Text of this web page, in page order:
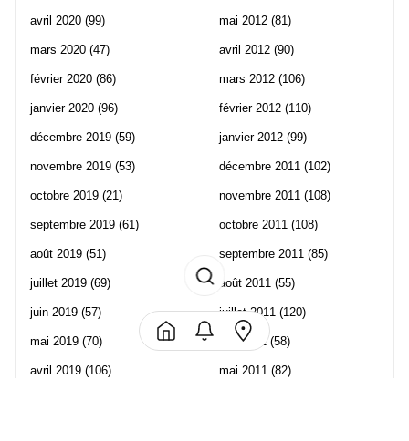
avril 2020 (99)
mars 2020 (47)
février 2020 (86)
janvier 2020 (96)
décembre 2019 (59)
novembre 2019 (53)
octobre 2019 (21)
septembre 2019 (61)
août 2019 (51)
juillet 2019 (69)
juin 2019 (57)
mai 2019 (70)
avril 2019 (106)
mai 2012 (81)
avril 2012 (90)
mars 2012 (106)
février 2012 (110)
janvier 2012 (99)
décembre 2011 (102)
novembre 2011 (108)
octobre 2011 (108)
septembre 2011 (85)
août 2011 (55)
juillet 2011 (120)
juin 2011(58)
mai 2011 (82)